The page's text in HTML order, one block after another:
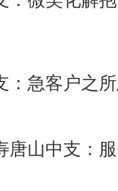
：急客户之
唐山中支：